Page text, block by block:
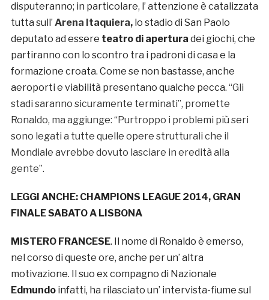
disputeranno; in particolare, l’ attenzione è catalizzata
tutta sull’ Arena Itaquiera, lo stadio di San Paolo
deputato ad essere teatro di apertura dei giochi, che
partiranno con lo scontro tra i padroni di casa e la
formazione croata. Come se non bastasse, anche
aeroporti e viabilità presentano qualche pecca. “Gli
stadi saranno sicuramente terminati”, promette
Ronaldo, ma aggiunge: “Purtroppo i problemi più seri
sono legati a tutte quelle opere strutturali che il
Mondiale avrebbe dovuto lasciare in eredità alla
gente”.
LEGGI ANCHE: CHAMPIONS LEAGUE 2014, GRAN
FINALE SABATO A LISBONA
MISTERO FRANCESE. Il nome di Ronaldo è emerso,
nel corso di queste ore, anche per un’ altra
motivazione. Il suo ex compagno di Nazionale
Edmundoinfatti, ha rilasciato un’ intervista-fiume sul